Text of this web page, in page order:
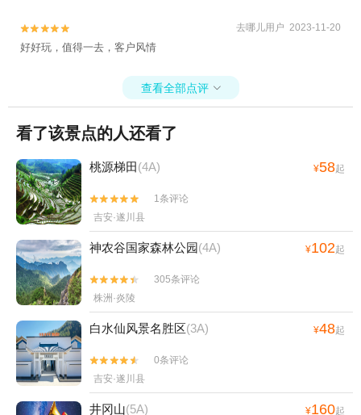

 去哪儿用户 2023-11-20
好好玩，值得一去，客户风情
查看全部点评 
看了该景点的人还看了
桃源梯田(4A) ¥58起


1条评论
吉安·遂川县
神农谷国家森林公园(4A) ¥102起


305条评论
株洲·炎陵
白水仙风景名胜区(3A) ¥48起


0条评论
吉安·遂川县
井冈山(5A) ¥160起